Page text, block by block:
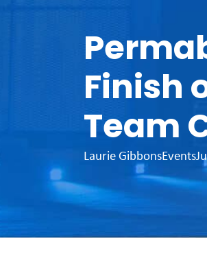
Finish
Team
Laurie GibbonsEvents